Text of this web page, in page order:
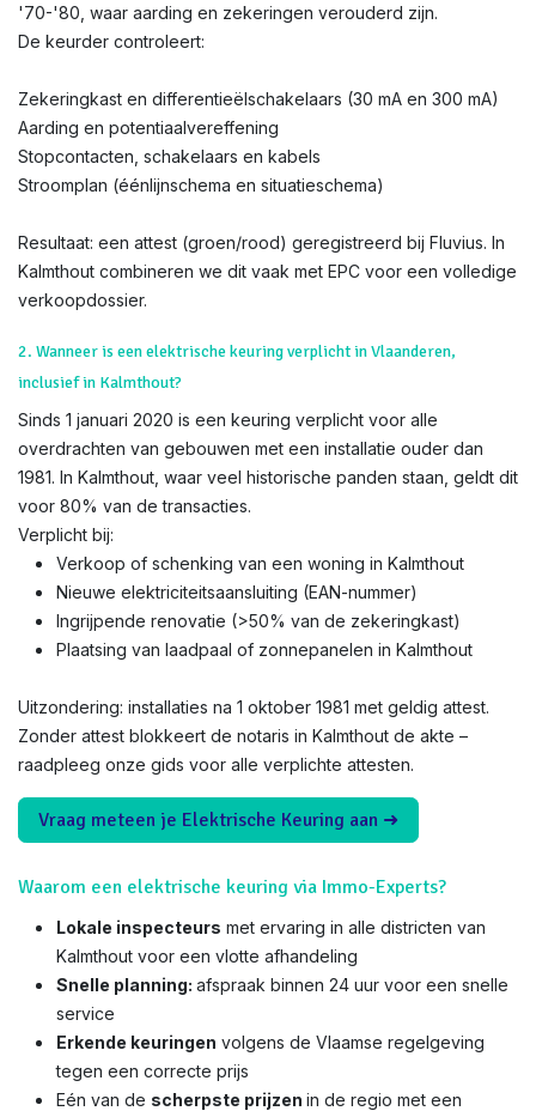
'70-'80, waar aarding en zekeringen verouderd zijn.
De keurder controleert:
Zekeringkast en differentieëlschakelaars (30 mA en 300 mA)
Aarding en potentiaalvereffening
Stopcontacten, schakelaars en kabels
Stroomplan (éénlijnschema en situatieschema)
Resultaat: een attest (groen/rood) geregistreerd bij Fluvius. In
Kalmthout combineren we dit vaak met EPC voor een volledige
verkoopdossier.
2. Wanneer is een elektrische keuring verplicht in Vlaanderen,
inclusief in Kalmthout?
Sinds 1 januari 2020 is een keuring verplicht voor alle
overdrachten van gebouwen met een installatie ouder dan
1981. In Kalmthout, waar veel historische panden staan, geldt dit
voor 80% van de transacties.
Verplicht bij:
Verkoop of schenking van een woning in Kalmthout
Nieuwe elektriciteitsaansluiting (EAN-nummer)
Ingrijpende renovatie (>50% van de zekeringkast)
Plaatsing van laadpaal of zonnepanelen in Kalmthout
Uitzondering: installaties na 1 oktober 1981 met geldig attest.
Zonder attest blokkeert de notaris in Kalmthout de akte –
raadpleeg onze gids voor alle verplichte attesten.
Vraag meteen je Elektrische Keuring aan ➜
Waarom een elektrische keuring via Immo-Experts?
Lokale inspecteurs met ervaring in alle districten van
Kalmthout voor een vlotte afhandeling
Snelle planning: afspraak binnen 24 uur voor een snelle
service
Erkende keuringen volgens de Vlaamse regelgeving
tegen een correcte prijs
Eén van de scherpste prijzen in de regio met een